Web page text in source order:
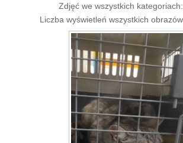
Zdjęć we wszystkich
Liczba wyświetleń wszystkich